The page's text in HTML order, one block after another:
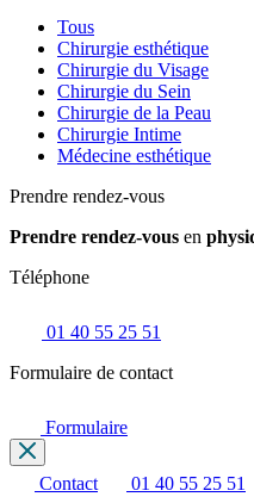
Tous
Chirurgie esthétique
Chirurgie du Visage
Chirurgie du Sein
Chirurgie de la Peau
Chirurgie Intime
Médecine esthétique
Prendre rendez-vous
Prendre rendez-vous en
Téléphone
01 40 55 25 51
Formulaire de contact
Formulaire
Contact 01 40 55 25 51